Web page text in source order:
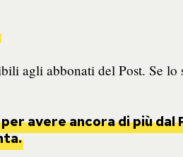
agli abbonati del Post. Se lo
avere ancora di più dal